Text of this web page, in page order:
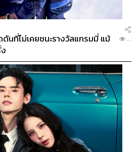
นที่ไม่เคยชนะรางวัลแกรมมี่ แม้
...